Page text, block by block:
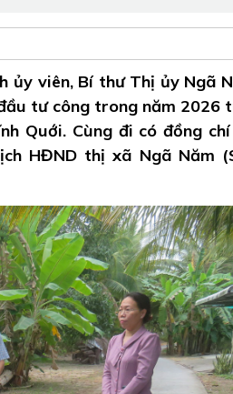
ủy viên, Bí thư Thị ủy Ngã
tư công trong năm 2026
Quới. Cùng đi có đồng
HĐND thị xã Ngã Năm